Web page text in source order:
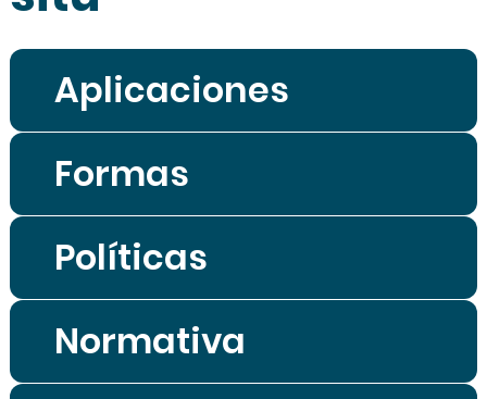
Aplicaciones
Formas
Políticas
Normativa